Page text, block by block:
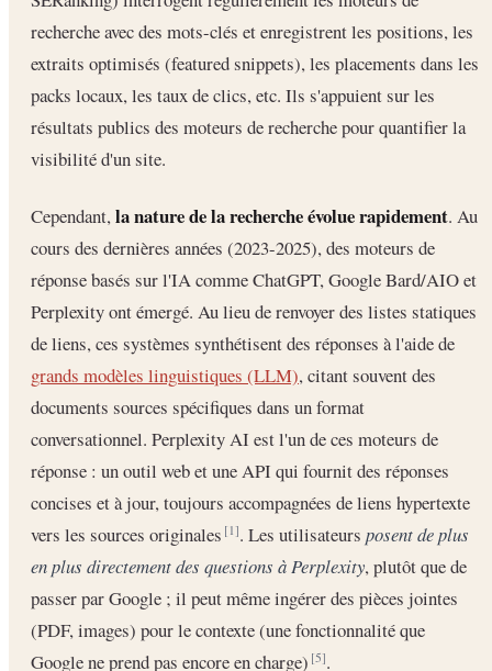
recherche avec des mots-clés et enregistrent les positions, les
extraits optimisés (featured snippets), les placements dans les
packs locaux, les taux de clics, etc. Ils s'appuient sur les
résultats publics des moteurs de recherche pour quantifier la
visibilité d'un site.
Cependant,la nature de la recherche évolue rapidement. Au
cours des dernières années (2023-2025), des moteurs de
réponse basés sur l'IA comme ChatGPT, Google Bard/AIO et
Perplexity ont émergé. Au lieu de renvoyer des listes statiques
de liens, ces systèmes synthétisent des réponses à l'aide de
grands modèles linguistiques (LLM), citant souvent des
documents sources spécifiques dans un format
conversationnel. Perplexity AI est l'un de ces moteurs de
réponse : un outil web et une API qui fournit des réponses
concises et à jour, toujours accompagnées de liens hypertexte
vers les sources originales[1]. Les utilisateurs posent de plus
en plus directement des questions à Perplexity, plutôt que de
passer par Google ; il peut même ingérer des pièces jointes
(PDF, images) pour le contexte (une fonctionnalité que
Google ne prend pas encore en charge)[5].